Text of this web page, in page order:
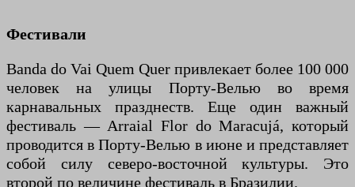
Фестивали
Banda do Vai Quem Quer привлекает более 100 000
человек на улицы Порту-Велью во время
карнавальных празднеств. Еще один важный
фестиваль — Arraial Flor do Maracujá, который
проводится в Порту-Велью в июне и представляет
собой силу северо-восточной культуры. Это
второй по величине фестиваль в Бразилии.